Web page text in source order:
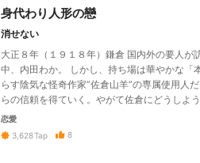
身代わり人形の戀
消せない
大正８年（１９１８年）鎌倉 国内外の要人
中、内田わか。 しかし、持ち場は華やかな「
らす陰気な怪奇作家”佐倉山羊”の専属使用人
らの信頼を得ていく。やがて佐倉にどうしよ
恋愛
3,628Tap 8